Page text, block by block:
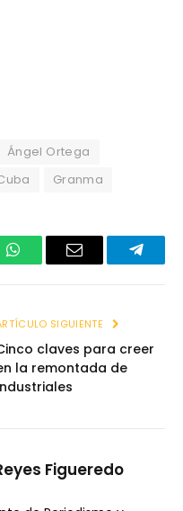
Ángel Ortega
Granma
WhatsAppEmail
SIGUIENTE
claves para creer
la remontada de
Figueredo